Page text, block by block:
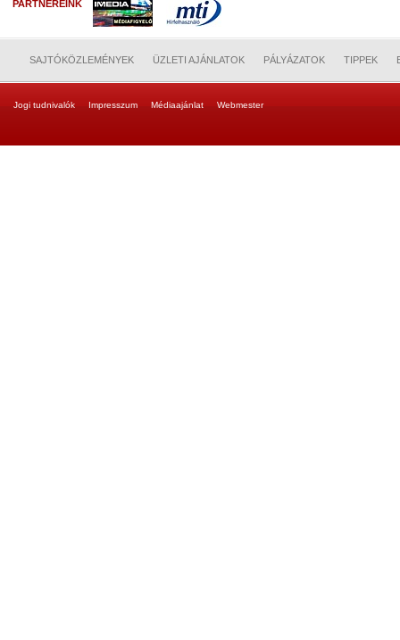
PARTNEREINK
SAJTÓKÖZLEMÉNYEK ÜZLETI AJÁNLATOK PÁLYÁZATOK TIPPEK
Jogi tudnivalók Impresszum Médiaajánlat Webmester